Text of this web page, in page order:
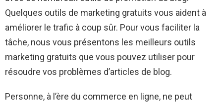
Quelques outils de marketing gratuits vous aident à
améliorer le trafic à coup sûr. Pour vous faciliter la
tâche, nous vous présentons les meilleurs outils
marketing gratuits que vous pouvez utiliser pour
résoudre vos problèmes d’articles de blog.
Personne, à l’ère du commerce en ligne, ne peut